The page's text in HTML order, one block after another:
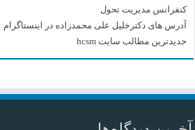
کنفرانس مدیریت تحول
آدرس های دکترخلیل علی محمدزاده در اینستاگرام
جدیدترین مطالب سایت hcsm